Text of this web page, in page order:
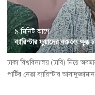
৯ মিনিট আগে
ব্যারিস্টার ফুয়াদের বক্তব্যে ক্ষুব্ধ
ঢাকা বিশ্ববিদ্যালয় (ঢাবি) নিয়ে
পার্টির নেতা ব্যারিস্টার